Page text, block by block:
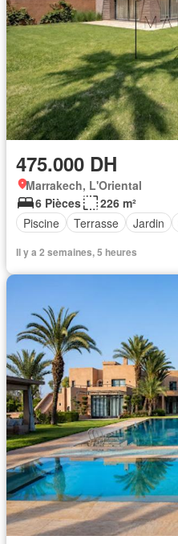
475.000 DH
Marrakech, L'Oriental
6 Pièces
226 m²
Piscine
Terrasse Jardin
Il y a 2 semaines, 5 heures